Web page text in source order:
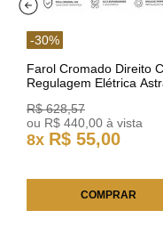
-30%
Farol Cromado Direito
Regulagem Elétrica
R$ 628,57
ou R$ 440 00 à vista
8x R$ 55,00
COMPRAR